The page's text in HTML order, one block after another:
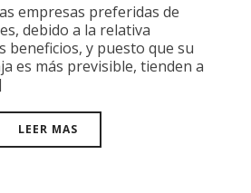
empresas preferidas de
debido a la relativa
beneficios, y puesto que su
es más previsible, tienden a
LEER MAS